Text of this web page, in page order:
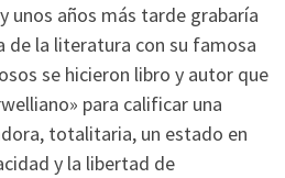
unos años más tarde grabaría
de la literatura con su famosa
se hicieron libro y autor que
para calificar una
totalitaria, un estado en
y la libertad de